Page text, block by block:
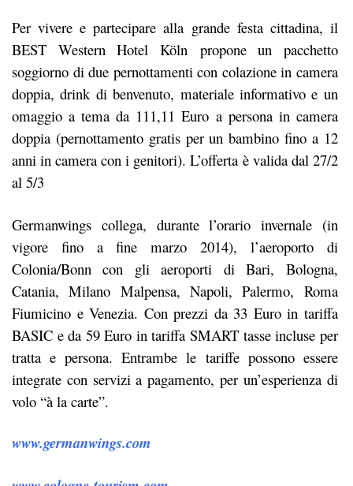
Per vivere e partecipare alla grande festa cittadina, il
BEST Western Hotel Köln propone un pacchetto
soggiorno di due pernottamenti con colazione in camera
doppia, drink di benvenuto, materiale informativo e un
omaggio a tema da 111,11 Euro a persona in camera
doppia (pernottamento gratis per un bambino fino a 12
anni in camera con i genitori). L’offerta è valida dal 27/2
al 5/3
Germanwings collega, durante l’orario invernale (in
vigore fino a fine marzo 2014), l’aeroporto di
Colonia/Bonn con gli aeroporti di Bari, Bologna,
Catania, Milano Malpensa, Napoli, Palermo, Roma
Fiumicino e Venezia. Con prezzi da 33 Euro in tariffa
BASIC e da 59 Euro in tariffa SMART tasse incluse per
tratta e persona. Entrambe le tariffe possono essere
integrate con servizi a pagamento, per un’esperienza di
volo “à la carte”.
www.germanwings.com